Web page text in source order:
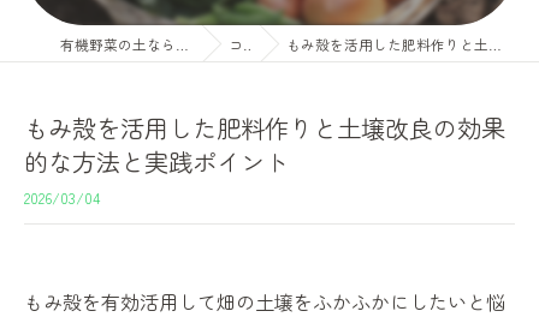
コラム もみ殻を活用した肥料作りと土壌改良の効果的な方法と実践ポイント
もみ殻を活用した肥料作りと土壌改良の効果
的な方法と実践ポイント
2026/03/04
もみ殻を有効活用して畑の土壌をふかふかにしたいと悩